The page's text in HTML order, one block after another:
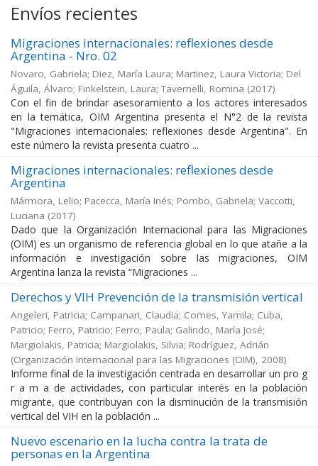
Envíos recientes
Migraciones internacionales: reflexiones desde
Argentina - Nro. 02
Novaro, Gabriela; Diez, María Laura; Martinez, Laura Victoria; Del
Águila, Álvaro; Finkelstein, Laura; Tavernelli, Romina (2017)
Con el fin de brindar asesoramiento a los actores interesados
en la temática, OIM Argentina presenta el N°2 de la revista
"Migraciones internacionales: reflexiones desde Argentina". En
este número la revista presenta cuatro ...
Migraciones internacionales: reflexiones desde
Argentina
Mármora, Lelio; Pacecca, María Inés; Pombo, Gabriela; Vaccotti,
Luciana (2017)
Dado que la Organización Internacional para las Migraciones
(OIM) es un organismo de referencia global en lo que atañe a la
información e investigación sobre las migraciones, OIM
Argentina lanza la revista “Migraciones ...
Derechos y VIH Prevención de la transmisión vertical
Angeleri, Patricia; Campanari, Claudia; Comes, Yamila; Cuba,
Patricio; Ferro, Patricio; Ferro, Paula; Galindo, María José;
Margiolakis, Patricia; Margiolakis, Silvia; Rodríguez, Adrián
(Organización Internacional para las Migraciones (OIM), 2008)
Informe final de la investigación centrada en desarrollar un pro g
r a m a de actividades, con particular interés en la población
migrante, que contribuyan con la disminución de la transmisión
vertical del VIH en la población ...
Nuevo escenario en la lucha contra la trata de
personas en la Argentina